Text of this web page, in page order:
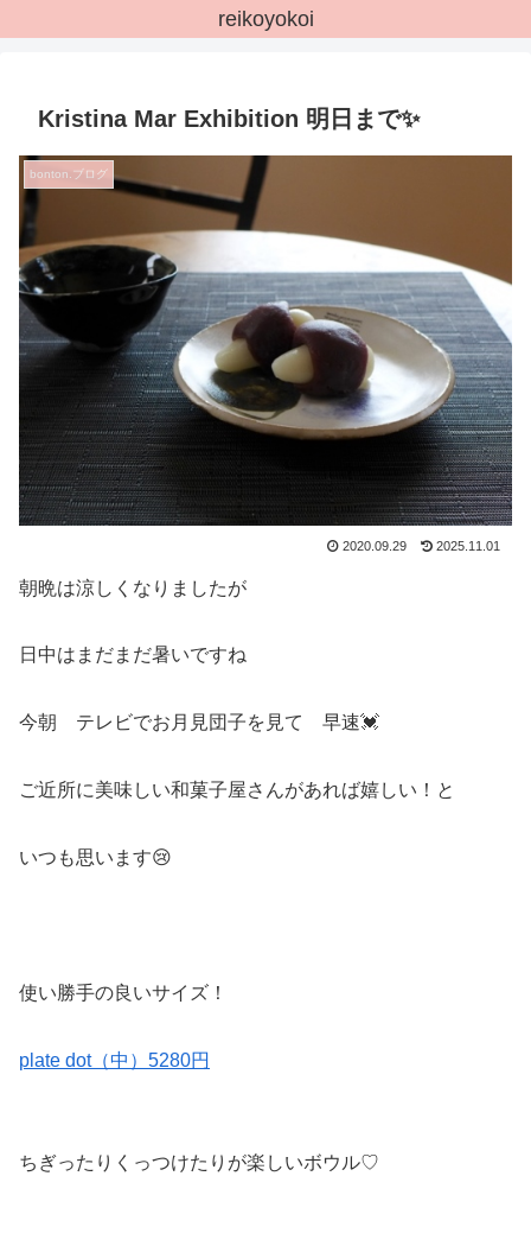
reikoyokoi
Kristina Mar Exhibition 明日まで✨
bonton.ブログ
2020.09.29 2025.11.01
朝晩は涼しくなりましたが
日中はまだまだ暑いですね
今朝 テレビでお月見団子を見て 早速💓
ご近所に美味しい和菓子屋さんがあれば嬉しい！と
いつも思います😢
使い勝手の良いサイズ！
plate dot（中）5280円
ちぎったりくっつけたりが楽しいボウル♡